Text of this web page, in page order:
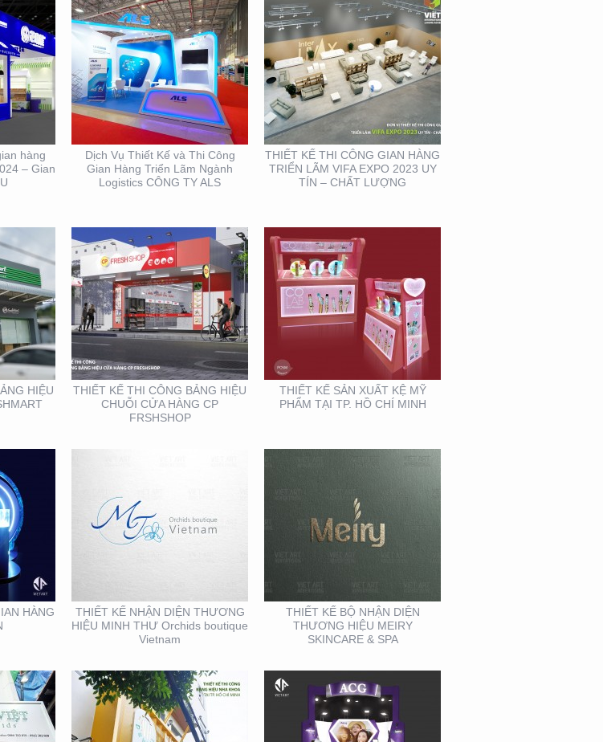
hàng
– Gian
Dịch Vụ Thiết Kế và Thi Công
Gian Hàng Triển Lãm Ngành
Logistics CÔNG TY ALS
THIẾT KẾ THI CÔNG GIAN HÀNG
TRIỂN LÃM VIFA EXPO 2023 UY
TÍN – CHẤT LƯỢNG
HÀNG
HIỆU
THIẾT KẾ THI CÔNG
BẢNG HIỆU CHUỖI CỬA
HÀNG CP FRSHSHOP
THIẾT KẾ THI CÔNG BẢNG HIỆU
CHUỖI CỬA HÀNG CP
FRSHSHOP
THIẾT KẾ SẢN XUẤT KỆ
MỸ PHẨM TẠI TP. HỒ
CHÍ MINH
THIẾT KẾ SẢN XUẤT KỆ MỸ
PHẨM TẠI TP. HỒ CHÍ MINH
SÀI
HÀNG
THIẾT KẾ NHẬN DIỆN
THƯƠNG HIỆU MINH
BOUTIQUE VIETNAM
THIẾT KẾ NHẬN DIỆN THƯƠNG
HIỆU MINH THƯ Orchids boutique
Vietnam
THIẾT KẾ BỘ NHẬN
DIỆN THƯƠNG HIỆU
MEIRY SKINCARE & SPA
THIẾT KẾ BỘ NHẬN DIỆN
THƯƠNG HIỆU MEIRY
SKINCARE & SPA
1
THIẾT KẾ THI CÔNG
THIẾT KẾ THI CÔNG
GIAN HÀNG ACG –